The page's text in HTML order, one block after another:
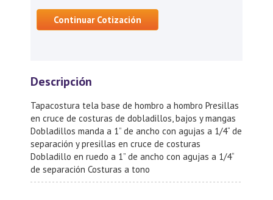
Continuar Cotización
Descripción
Tapacostura tela base de hombro a hombro Presillas
en cruce de costuras de dobladillos, bajos y mangas
Dobladillos manda a 1” de ancho con agujas a 1/4“ de
separación y presillas en cruce de costuras
Dobladillo en ruedo a 1” de ancho con agujas a 1/4“
de separación Costuras a tono